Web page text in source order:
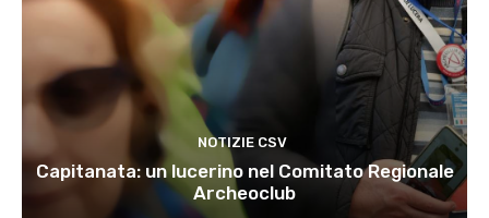
NOTIZIE CSV
Capitanata: un lucerino nel Comitato Regionale
Archeoclub